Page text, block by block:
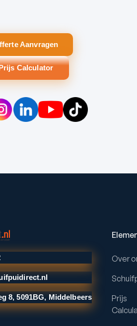
Aanvragen
Calculator
8, 5091BG, Middelbeers
Over
Prijs